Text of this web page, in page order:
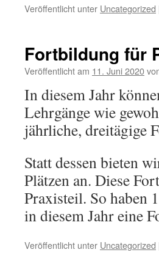
Veröffentlicht unter Uncategorized
Fortbildung für
Veröffentlicht am 11. Juni 2020
In diesem Jahr
Lehrgänge wie
jährliche, dreitägige
Statt dessen bieten
Plätzen an. Diese
Praxisteil. So haben
in diesem Jahr eine
Veröffentlicht unter Uncategorized